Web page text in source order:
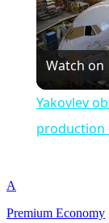
Watch on
Yakovlev
production
A
Premium Economy